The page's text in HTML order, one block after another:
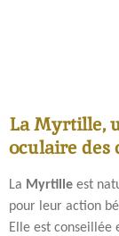
La Myrtille,
oculaire des
La Myrtille est
pour leur action
Elle est